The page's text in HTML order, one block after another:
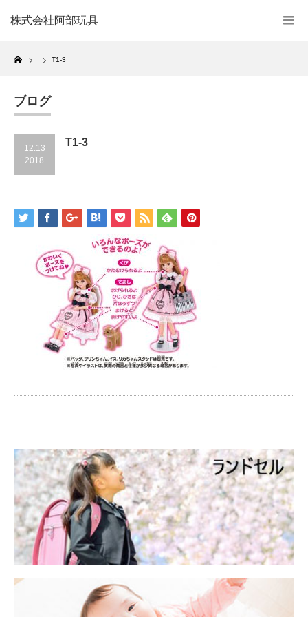
株式会社阿部玩具
Home
T1-3
ブログ
12.13
2018
T1-3